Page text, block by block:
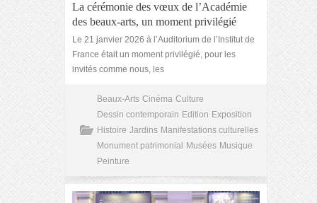
La cérémonie des vœux de l’Académie
des beaux-arts, un moment privilégié
Le 21 janvier 2026 à l’Auditorium de l’Institut de
France était un moment privilégié, pour les
invités comme nous, les
Beaux-Arts Cinéma Culture
Dessin contemporain Edition Exposition
Histoire Jardins Manifestations culturelles
Monument patrimonial
Musées Musique
Peinture